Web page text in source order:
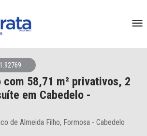
com 58,71 m² privativos, 2
em Cabedelo -
de Almeida Filho, Formosa - Cabedelo